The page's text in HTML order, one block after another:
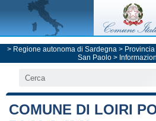
> Regione autonoma di Sardegna>
San Paolo>
COMUNE DI LOIRI